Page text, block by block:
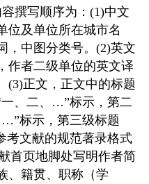
撰写顺序为：(1)中文
位及单位所在城市名
，中图分类号。(2)英文
作者二级单位的英文译
(3)正文，正文中的标题
、二、…”标示，第二
标示，第三级标题
考文献的规范著录格式
首页地脚处写明作者简
、籍贯、职称（学